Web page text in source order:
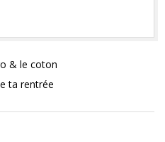
& le coton
ta rentrée